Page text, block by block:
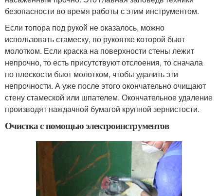
безопасности во время работы с этим инструментом.
Если топора под рукой не оказалось, можно
использовать стамеску, по рукоятке которой бьют
молотком. Если краска на поверхности стены лежит
непрочно, то есть присутствуют отслоения, то сначала
по плоскости бьют молотком, чтобы удалить эти
непрочности. А уже после этого окончательно очищают
стену стамеской или шпателем. Окончательное удаление
производят наждачной бумагой крупной зернистости.
Очистка с помощью электроинструментов